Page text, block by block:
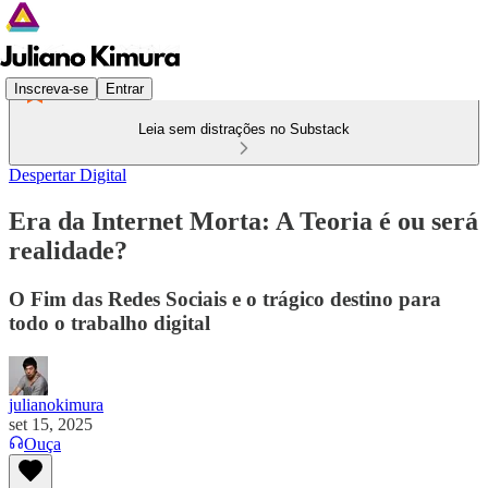
Inscreva-se Entrar
Leia sem distrações no Substack
Despertar Digital
Era da Internet Morta: A Teoria é ou será
realidade?
O Fim das Redes Sociais e o trágico destino para
todo o trabalho digital
julianokimura
set 15, 2025
Ouça